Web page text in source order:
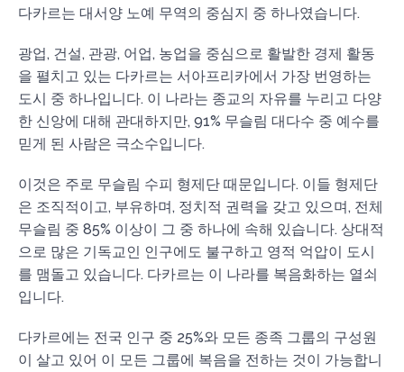
다카르는 대서양 노예 무역의 중심지 중 하나였습니다.
광업, 건설, 관광, 어업, 농업을 중심으로 활발한 경제 활동
을 펼치고 있는 다카르는 서아프리카에서 가장 번영하는
도시 중 하나입니다. 이 나라는 종교의 자유를 누리고 다양
한 신앙에 대해 관대하지만, 91% 무슬림 대다수 중 예수를
믿게 된 사람은 극소수입니다.
이것은 주로 무슬림 수피 형제단 때문입니다. 이들 형제단
은 조직적이고, 부유하며, 정치적 권력을 갖고 있으며, 전체
무슬림 중 85% 이상이 그 중 하나에 속해 있습니다. 상대적
으로 많은 기독교인 인구에도 불구하고 영적 억압이 도시
를 맴돌고 있습니다. 다카르는 이 나라를 복음화하는 열쇠
입니다.
다카르에는 전국 인구 중 25%와 모든 종족 그룹의 구성원
이 살고 있어 이 모든 그룹에 복음을 전하는 것이 가능합니